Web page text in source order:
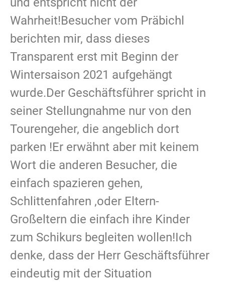
Wahrheit!Besucher vom Präbichl
berichten mir, dass dieses
Transparent erst mit Beginn der
Wintersaison 2021 aufgehängt
wurde.Der Geschäftsführer spricht in
seiner Stellungnahme nur von den
Tourengeher, die angeblich dort
parken !Er erwähnt aber mit keinem
Wort die anderen Besucher, die
einfach spazieren gehen,
Schlittenfahren ,oder Eltern-
Großeltern die einfach ihre Kinder
zum Schikurs begleiten wollen!Ich
denke, dass der Herr Geschäftsführer
eindeutig mit der Situation